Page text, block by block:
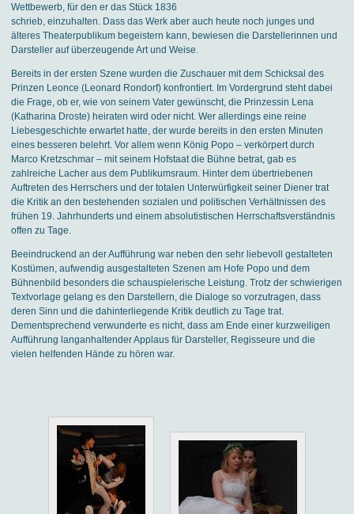
Wettbewerb, für den er das Stück 1836
schrieb, einzuhalten. Dass das Werk aber auch heute noch junges und
älteres Theaterpublikum begeistern kann, bewiesen die Darstellerinnen und
Darsteller auf überzeugende Art und Weise.
Bereits in der ersten Szene wurden die Zuschauer mit dem Schicksal des
Prinzen Leonce (Leonard Rondorf) konfrontiert. Im Vordergrund steht dabei
die Frage, ob er, wie von seinem Vater gewünscht, die Prinzessin Lena
(Katharina Droste) heiraten wird oder nicht. Wer allerdings eine reine
Liebesgeschichte erwartet hatte, der wurde bereits in den ersten Minuten
eines besseren belehrt. Vor allem wenn König Popo – verkörpert durch
Marco Kretzschmar – mit seinem Hofstaat die Bühne betrat, gab es
zahlreiche Lacher aus dem Publikumsraum. Hinter dem übertriebenen
Auftreten des Herrschers und der totalen Unterwürfigkeit seiner Diener trat
die Kritik an den bestehenden sozialen und politischen Verhältnissen des
frühen 19. Jahrhunderts und einem absolutistischen Herrschaftsverständnis
offen zu Tage.
Beeindruckend an der Aufführung war neben den sehr liebevoll gestalteten
Kostümen, aufwendig ausgestalteten Szenen am Hofe Popo und dem
Bühnenbild besonders die schauspielerische Leistung. Trotz der schwierigen
Textvorlage gelang es den Darstellern, die Dialoge so vorzutragen, dass
deren Sinn und die dahinterliegende Kritik deutlich zu Tage trat.
Dementsprechend verwunderte es nicht, dass am Ende einer kurzweiligen
Aufführung langanhaltender Applaus für Darsteller, Regisseure und die
vielen helfenden Hände zu hören war.